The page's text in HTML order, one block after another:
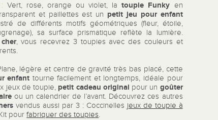
Vert, rose, orange ou violet, latoupie Funky en
et paillettes est un petit jeu pour enfant
de différents motifs géométriques (fleur, étoile,
sa surface prismatique reflète la lumière.
, vous recevrez 3 toupies avec des couleurs et
légère et centre de gravité très bas placé, cette
enfant tourne facilement et longtemps, idéale pour
jeux de toupie, petit cadeau original pour un goûter
ou un calendrier de l’avant. Découvrez ces autres
vendus aussi par 3 : Coccinelles jeux de toupie à
pourfabriquer des toupies.